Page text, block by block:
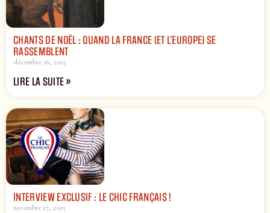
CHANTS DE NOËL : QUAND LA FRANCE (ET L’EUROPE) SE
RASSEMBLENT
décembre 16, 2025
LIRE LA SUITE »
INTERVIEW EXCLUSIF : LE CHIC FRANÇAIS !
novembre 27, 2025